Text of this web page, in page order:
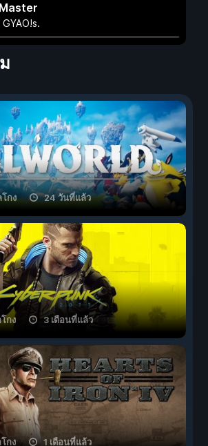
กง 24 วันที่แล้ว
กง 3 เดือนที่แล้ว
กง 1 เดือนที่แล้ว